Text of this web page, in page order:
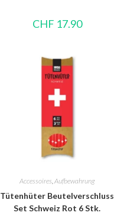
CHF 17.90
Accessoires,Aufbewahrung
Tütenhüter Beutelverschluss
Set Schweiz Rot 6 Stk.